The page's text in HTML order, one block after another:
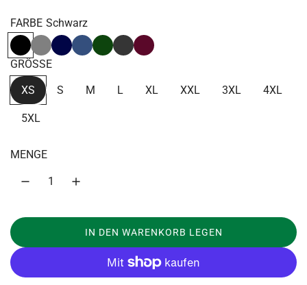
u
l
ä
r
r
e
i
s
FARBE Schwarz
SchwarzSports Grey
Navy Ink Dunkelgrün
Charcoal Heather
Burgundy
GRÖSSE
XS
S M L XL XXL 3XL 4XL
5XL
MENGE
IN DEN WARENKORB LEGEN
LADEN...